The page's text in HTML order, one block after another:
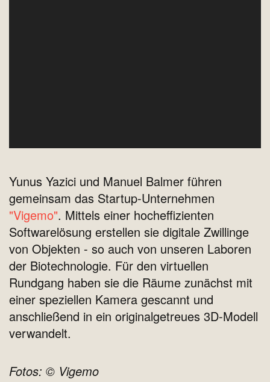
Yunus Yazici und Manuel Balmer führen
gemeinsam das Startup-Unternehmen
"Vigemo". Mittels einer hocheffizienten
Softwarelösung erstellen sie digitale Zwillinge
von Objekten - so auch von unseren Laboren
der Biotechnologie. Für den virtuellen
Rundgang haben sie die Räume zunächst mit
einer speziellen Kamera gescannt und
anschließend in ein originalgetreues 3D-Modell
verwandelt.
Fotos: © Vigemo